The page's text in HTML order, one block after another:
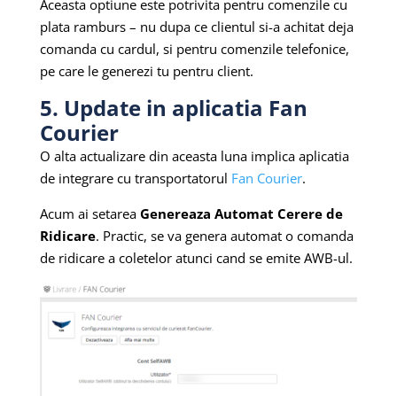
Aceasta optiune este potrivita pentru comenzile cu
plata ramburs – nu dupa ce clientul si-a achitat deja
comanda cu cardul, si pentru comenzile telefonice,
pe care le generezi tu pentru client.
5. Update in aplicatia Fan
Courier
O alta actualizare din aceasta luna implica aplicatia
de integrare cu transportatorul Fan Courier.
Acum ai setareaGenereaza Automat Cerere de
Ridicare. Practic, se va genera automat o comanda
de ridicare a coletelor atunci cand se emite AWB-ul.